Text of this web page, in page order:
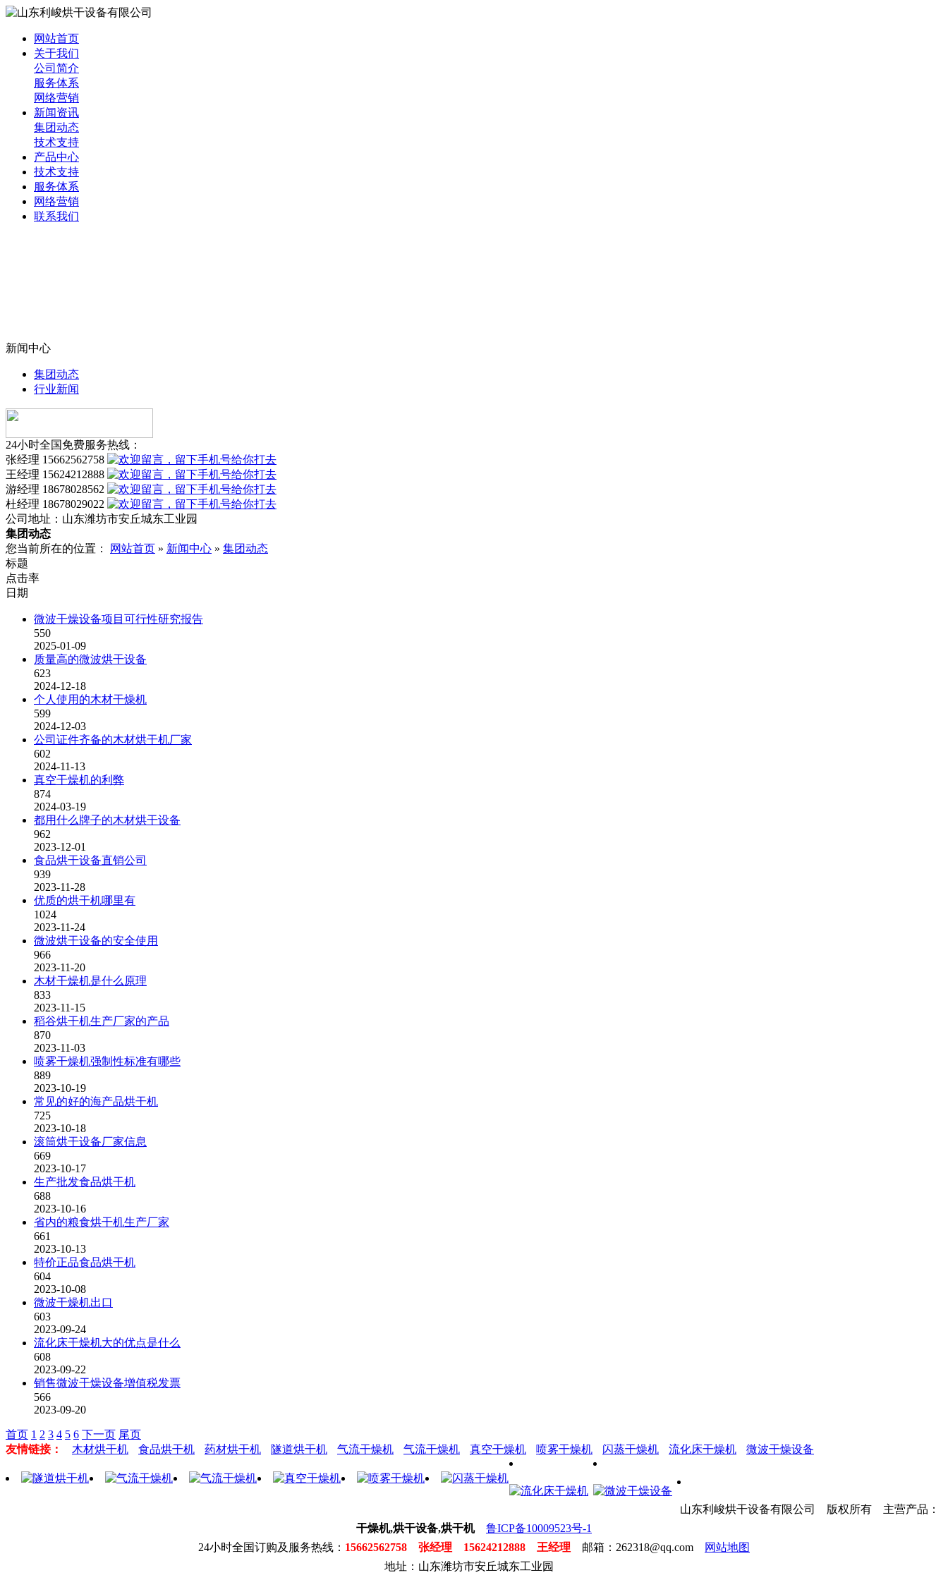
网站首页
关于我们
公司简介
服务体系
网络营销
新闻资讯
集团动态
技术支持
产品中心
技术支持
服务体系
网络营销
联系我们
新闻中心
集团动态
行业新闻
24小时全国免费服务热线：
张经理 15662562758
王经理 15624212888
游经理 18678028562
杜经理 18678029022
公司地址： 山东潍坊市安丘城东工业园
集团动态
您当前所在的位置：
网站首页 » 新闻中心 » 集团动态
标题
点击率
日期
微波干燥设备项目可行性研究报告
550
2025-01-09
质量高的微波烘干设备
623
2024-12-18
个人使用的木材干燥机
599
2024-12-03
公司证件齐备的木材烘干机厂家
602
2024-11-13
真空干燥机的利弊
874
2024-03-19
都用什么牌子的木材烘干设备
962
2023-12-01
食品烘干设备直销公司
939
2023-11-28
优质的烘干机哪里有
1024
2023-11-24
微波烘干设备的安全使用
966
2023-11-20
木材干燥机是什么原理
833
2023-11-15
稻谷烘干机生产厂家的产品
870
2023-11-03
喷雾干燥机强制性标准有哪些
889
2023-10-19
常见的好的海产品烘干机
725
2023-10-18
滚筒烘干设备厂家信息
669
2023-10-17
生产批发食品烘干机
688
2023-10-16
省内的粮食烘干机生产厂家
661
2023-10-13
特价正品食品烘干机
604
2023-10-08
微波干燥机出口
603
2023-09-24
流化床干燥机大的优点是什么
608
2023-09-22
销售微波干燥设备增值税发票
566
2023-09-20
首页 1 2 3 4 5 6 下一页 尾页
友情链接：
木材烘干机 食品烘干机 药材烘干机 隧道烘干机 气流干燥机 气流干燥机 真空干燥机 喷雾干燥机 闪蒸干燥机 流化床干燥机 微波干燥设备
山东利峻烘干设备有限公司 版权所有 主营产品：
干燥机,烘干设备,烘干机
鲁ICP备10009523号-1
24小时全国订购及服务热线： 15662562758 张经理 15624212888 王经理 邮箱：262318@qq.com
网站地图
地址：山东潍坊市安丘城东工业园